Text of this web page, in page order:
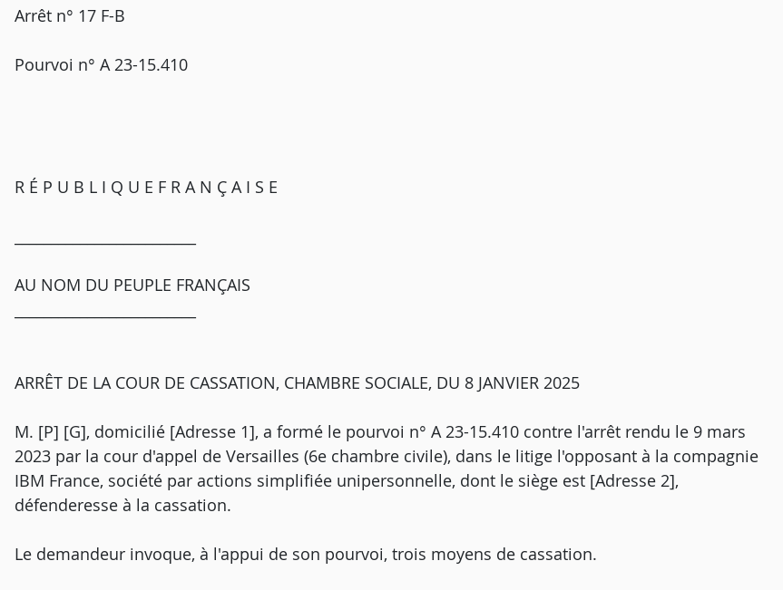
Arrêt n° 17 F-B
Pourvoi n° A 23-15.410
R É P U B L I Q U E F R A N Ç A I S E
AU NOM DU PEUPLE FRANÇAIS
ARRÊT DE LA COUR DE CASSATION, CHAMBRE SOCIALE, DU 8 JANVIER 2025
M. [P] [G], domicilié [Adresse 1], a formé le pourvoi n° A 23-15.410 contre l'arrêt rendu le 9 mars
2023 par la cour d'appel de Versailles (6e chambre civile), dans le litige l'opposant à la compagnie
IBM France, société par actions simplifiée unipersonnelle, dont le siège est [Adresse 2],
défenderesse à la cassation.
Le demandeur invoque, à l'appui de son pourvoi, trois moyens de cassation.